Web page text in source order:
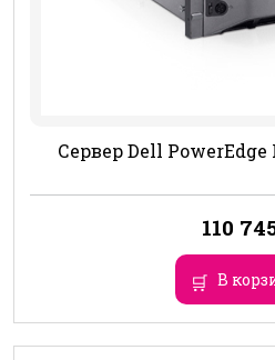
Сервер Dell PowerEdge
110
В